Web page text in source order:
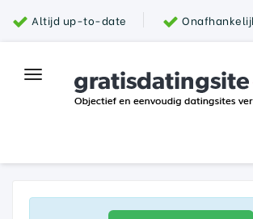
Altijd up-to-date
Top
Toggle
navigation